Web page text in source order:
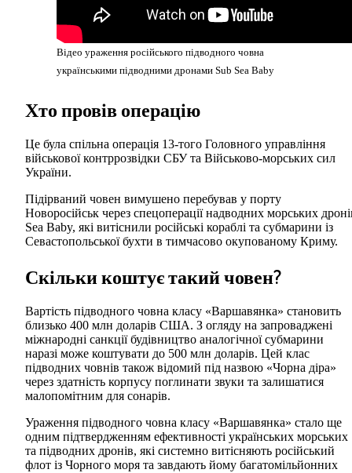
Відео ураження російського підводного човна
українськими підводними дронами Sub Sea Baby
Хто провів операцію
Це була спільна операція 13-того Головного управління
військової контррозвідки СБУ та Військово-морських сил
України.
Підірваний човен вимушено перебував у порту
Новоросійськ через спецоперації надводних морських
Sea Baby, які витіснили російські кораблі та субмарини із
Севастопольської бухти в тимчасово окупованому Криму.
Скільки коштує такий човен?
Вартість підводного човна класу «Варшавянка» становить
близько 400 млн доларів США. З огляду на запроваджені
міжнародні санкції будівництво аналогічної субмарини
наразі може коштувати до 500 млн доларів. Цей клас
підводних човнів також відомий під назвою «Чорна діра»
через здатність корпусу поглинати звуки та залишатися
малопомітним для сонарів.
Ураження підводного човна класу «Варшавянка» стало ще
одним підтвердженням ефективності українських морських
та підводних дронів, які системно витісняють російський
флот із Чорного моря та завдають йому багатомільйонних